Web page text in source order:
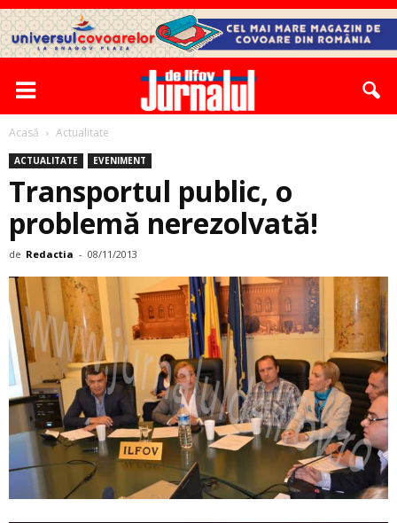
Acasă Actualitate
ACTUALITATE EVENIMENT
Transportul public, o
problemă nerezolvată!
de Redactia - 08/11/2013